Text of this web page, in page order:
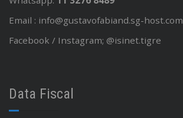
Email : info@gustavofabiand.sg-host.com
Facebook / Instagram; @isinet.tigre
Data Fiscal